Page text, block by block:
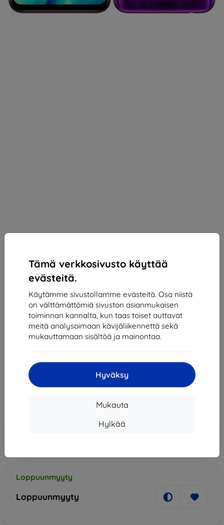
Tämä verkkosivusto käyttää
evästeitä.
Käytämme sivustollamme evästeitä. Osa niistä
on välttämättömiä sivuston asianmukaisen
toiminnan kannalta, kun taas toiset auttavat
meitä analysoimaan kävijäliikennettä sekä
mukauttamaan sisältöä ja mainontaa.
Hyväksy
Mukauta
Hylkää
Honor
Matkapuhelin Honor 20 Lite 128GB, Červený
Osta tämä laite ja saat 25% alennusta
230,90 €
207,81 €
Alennus kupongilla
Loppuunmyyty
Loppuunmyyty